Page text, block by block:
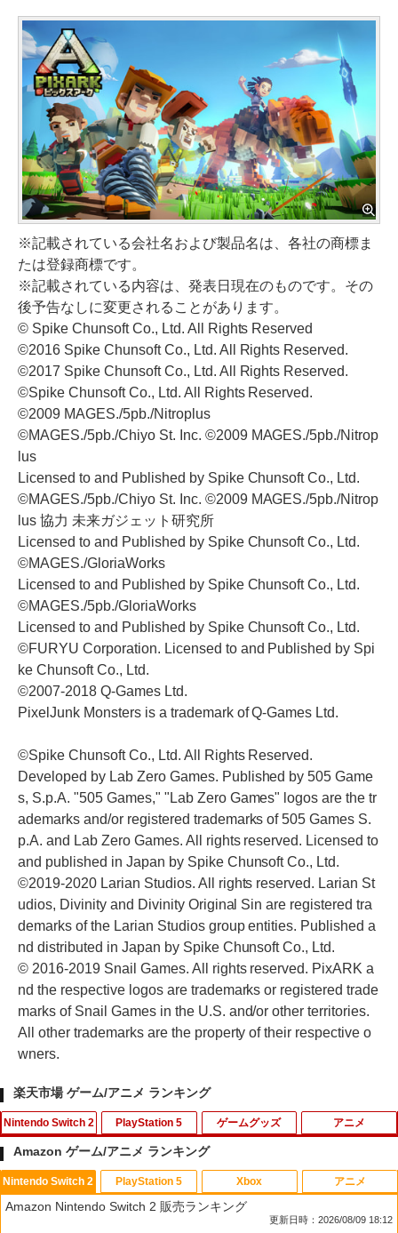
※記載されている会社名および製品名は、各社の商標ま
たは登録商標です。
※記載されている内容は、発表日現在のものです。その
後予告なしに変更されることがあります。
© Spike Chunsoft Co., Ltd. All Rights Reserved
©2016 Spike Chunsoft Co., Ltd. All Rights Reserved.
©2017 Spike Chunsoft Co., Ltd. All Rights Reserved.
©Spike Chunsoft Co., Ltd. All Rights Reserved.
©2009 MAGES./5pb./Nitroplus
©MAGES./5pb./Chiyo St. Inc. ©2009 MAGES./5pb./Nitrop
lus
Licensed to and Published by Spike Chunsoft Co., Ltd.
©MAGES./5pb./Chiyo St. Inc. ©2009 MAGES./5pb./Nitrop
lus 協力 未来ガジェット研究所
Licensed to and Published by Spike Chunsoft Co., Ltd.
©MAGES./GloriaWorks
Licensed to and Published by Spike Chunsoft Co., Ltd.
©MAGES./5pb./GloriaWorks
Licensed to and Published by Spike Chunsoft Co., Ltd.
©FURYU Corporation. Licensed to and Published by Spi
ke Chunsoft Co., Ltd.
©2007-2018 Q-Games Ltd.
PixelJunk Monsters is a trademark of Q-Games Ltd.
©Spike Chunsoft Co., Ltd. All Rights Reserved.
Developed by Lab Zero Games. Published by 505 Game
s, S.p.A. "505 Games," "Lab Zero Games" logos are the tr
ademarks and/or registered trademarks of 505 Games S.
p.A. and Lab Zero Games. All rights reserved. Licensed to
and published in Japan by Spike Chunsoft Co., Ltd.
©2019-2020 Larian Studios. All rights reserved. Larian St
udios, Divinity and Divinity Original Sin are registered tra
demarks of the Larian Studios group entities. Published a
nd distributed in Japan by Spike Chunsoft Co., Ltd.
© 2016-2019 Snail Games. All rights reserved. PixARK a
nd the respective logos are trademarks or registered trade
marks of Snail Games in the U.S. and/or other territories.
All other trademarks are the property of their respective o
wners.
楽天市場 ゲーム/アニメ ランキング
Nintendo Switch 2
1
【楽天ブックス限定特典】ドンキーコン
グ バナンザ(「スーパーマリオ」ステッ
PlayStation 5
1
【中古】PS5ドラゴンクエストVII Rei
magined
ゲームグッズ
1
【中古】ぼくとシムのまち リゾートに元
気をとりもどそう! (特典無し)
アニメ
1
デザート・ローズ 砂の薔薇 雪の黙示録
【Blu-ray】 [ 新谷かおる ]
Amazon ゲーム/アニメ ランキング
Nintendo Switch 2
Amazon Nintendo Switch 2 販売ランキング
更新日時：2026/08/09 18:12
PlayStation 5 Xbox アニメ